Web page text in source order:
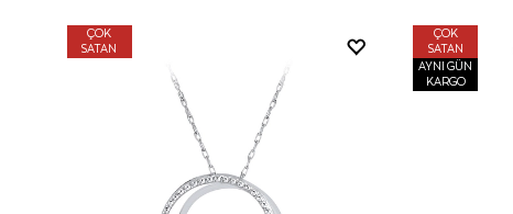
ÇOK
SATAN
ÇOK
SATAN
AYNI GÜN
KARGO